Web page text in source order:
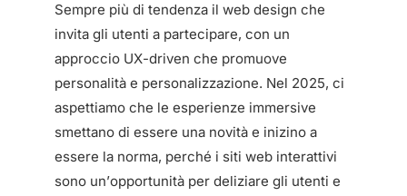
Sempre più di tendenza il web design che
invita gli utenti a partecipare, con un
approccio UX-driven che promuove
personalità e personalizzazione. Nel 2025, ci
aspettiamo che le esperienze immersive
smettano di essere una novità e inizino a
essere la norma, perché i siti web interattivi
sono un’opportunità per deliziare gli utenti e